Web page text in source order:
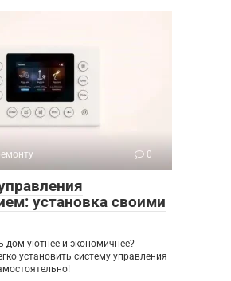
0
установка своими
дом уютнее и экономичнее?
установить систему управления